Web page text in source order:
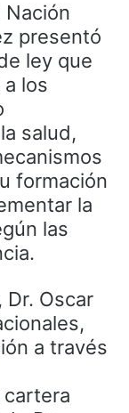
presentó
ley que
los
salud,
formación
la
las
Dr. Oscar
a través
cartera